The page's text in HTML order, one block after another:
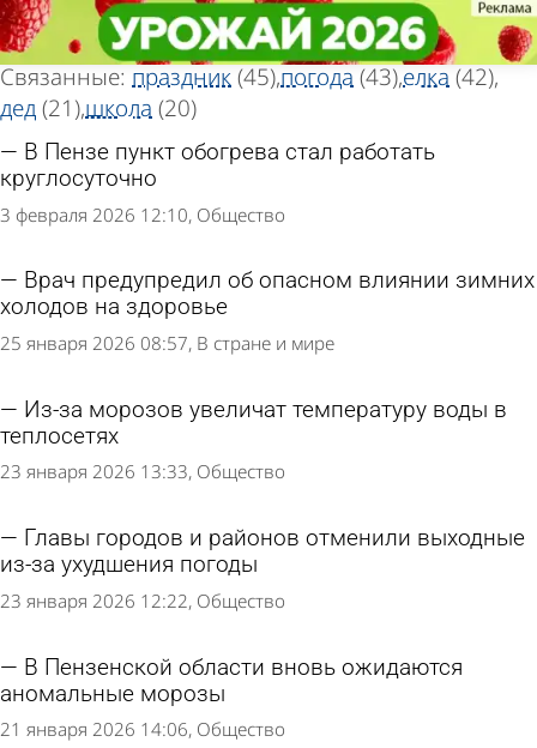
«Мороз»
Тег новостей
Всего найдено 223 новости
Связанные: праздник(45)погода (43)елка (42)
дед(21)школа (20)
В Пензе пункт обогрева стал работать
круглосуточно
3 февраля 2026 12:10 Общество
Врач предупредил об опасном влиянии зимних
холодов на здоровье
25 января 2026 08:57 В стране и мире
Из-за морозов увеличат температуру воды в
теплосетях
23 января 2026 13:33 Общество
Главы городов и районов отменили выходные
из-за ухудшения погоды
23 января 2026 12:22 Общество
В Пензенской области вновь ожидаются
аномальные морозы
21 января 2026 14:06 Общество
«Мороз»
Тег новостей